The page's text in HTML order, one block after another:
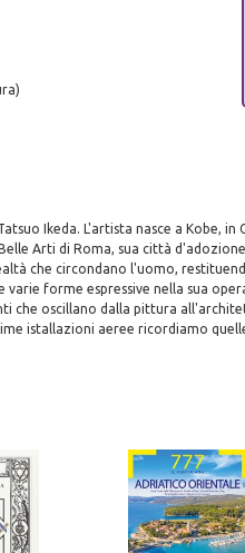
Ikeda. L'artista nasce a Kobe, in
Arti di Roma, sua città
che circondano l'uomo,
forme espressive nella sua
che oscillano dalla pittura
istallazioni aeree ricordiamo